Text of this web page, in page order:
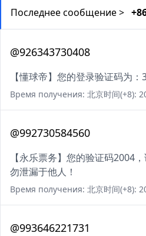
Последнее сообщение >
@926343730408
【懂球帝】您的登录验证码为：
Время получения: 北京时间(+8):
@992730584560
【永乐票务】您的验证码2004
勿泄漏于他人！
Время получения: 北京时间(+8):
@993646221731